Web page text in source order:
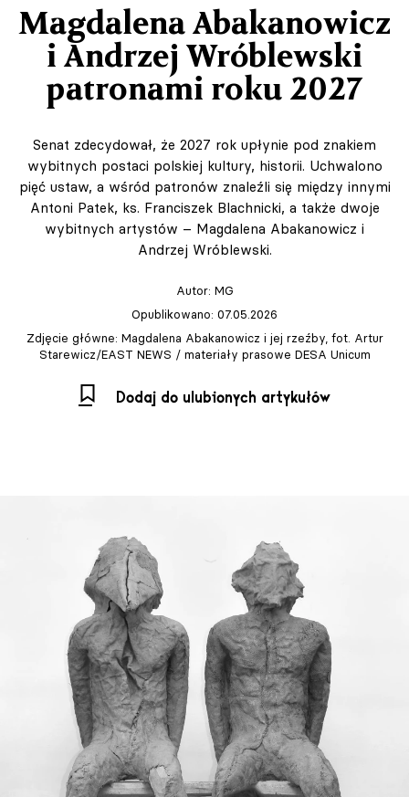
Magdalena Abakanowicz
i Andrzej Wróblewski
patronami roku 2027
Senat zdecydował, że 2027 rok upłynie pod znakiem
wybitnych postaci polskiej kultury, historii. Uchwalono
pięć ustaw, a wśród patronów znaleźli się między innymi
Antoni Patek, ks. Franciszek Blachnicki, a także dwoje
wybitnych artystów – Magdalena Abakanowicz i
Andrzej Wróblewski.
Autor: MG
Opublikowano: 07.05.2026
Zdjęcie główne: Magdalena Abakanowicz i jej rzeźby, fot. Artur
Starewicz/EAST NEWS / materiały prasowe DESA Unicum
Dodaj do ulubionych artykułów